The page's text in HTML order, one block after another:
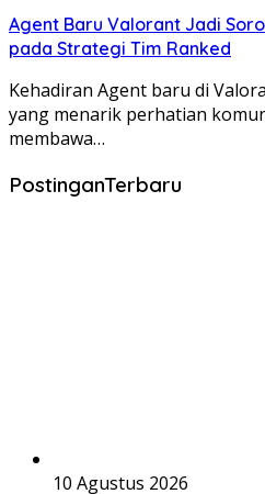
Agent Baru Valorant Jadi
pada Strategi Tim Ranked
Kehadiran Agent baru di
yang menarik perhatian
membawa…
PostinganTerbaru
10 Agustus 2026